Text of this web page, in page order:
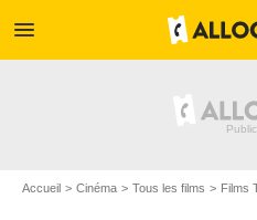
menu
Accueil Cinéma Tous les films Films